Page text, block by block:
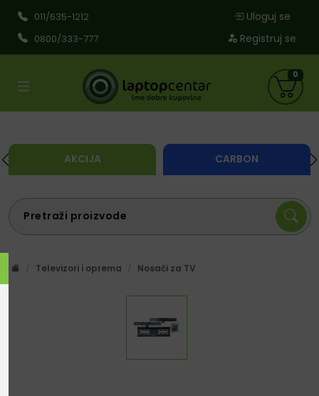
011/635-1212
0800/333-777
Uloguj se
Registruj se
AKCIJA CARBON
0
Televizori i oprema Nosači za TV